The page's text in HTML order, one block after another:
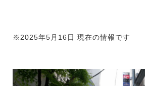
※2025年5月16日 現在の情報です